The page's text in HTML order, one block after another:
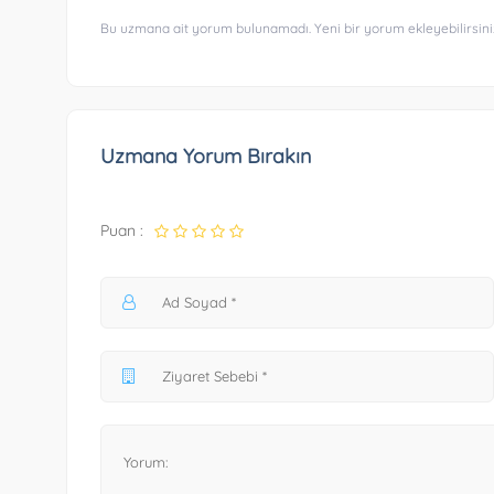
Bu uzmana ait yorum bulunamadı. Yeni bir yorum
Uzmana Yorum Bırakın
Puan :